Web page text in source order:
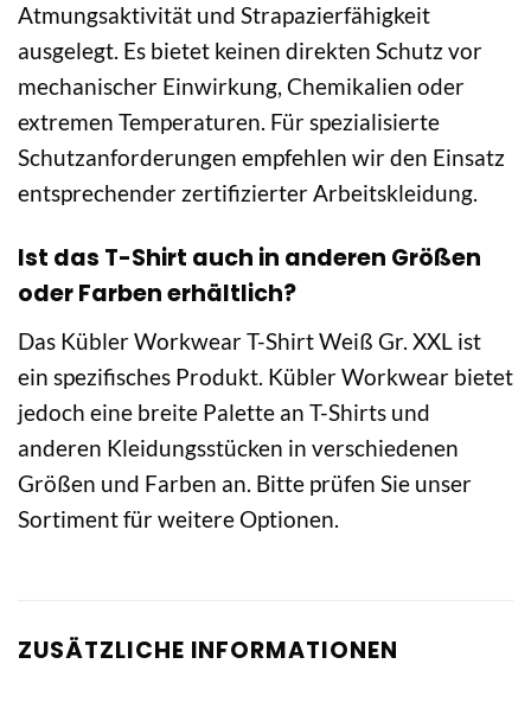
Atmungsaktivität und Strapazierfähigkeit
ausgelegt. Es bietet keinen direkten Schutz vor
mechanischer Einwirkung, Chemikalien oder
extremen Temperaturen. Für spezialisierte
Schutzanforderungen empfehlen wir den Einsatz
entsprechender zertifizierter Arbeitskleidung.
Ist das T-Shirt auch in anderen Größen
oder Farben erhältlich?
Das Kübler Workwear T-Shirt Weiß Gr. XXL ist
ein spezifisches Produkt. Kübler Workwear bietet
jedoch eine breite Palette an T-Shirts und
anderen Kleidungsstücken in verschiedenen
Größen und Farben an. Bitte prüfen Sie unser
Sortiment für weitere Optionen.
ZUSÄTZLICHE INFORMATIONEN